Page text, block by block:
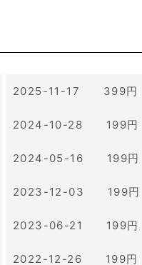
2025-11-17 399円
2024-10-28 199円
2024-05-16 199円
2023-12-03 199円
2023-06-21 199円
2022-12-26 199円